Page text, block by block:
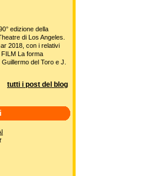
edizione della
di Los Angeles.
2018, con i relativi
La forma
del Toro e J.
tutti i post del blog